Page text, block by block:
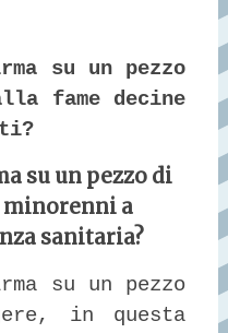
su un pezzo
fame decine
su un pezzo di
minorenni a
sanitaria?
su un pezzo
in questa